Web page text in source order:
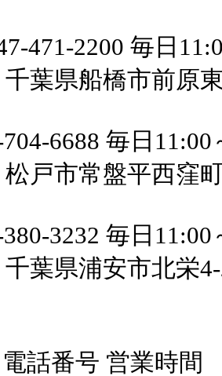
471-2200 毎日
千葉県船橋市前原
6688 毎日11:00
松戸市常盤平西窪
3232 毎日11:00
千葉県浦安市北栄
話番号 営業時間